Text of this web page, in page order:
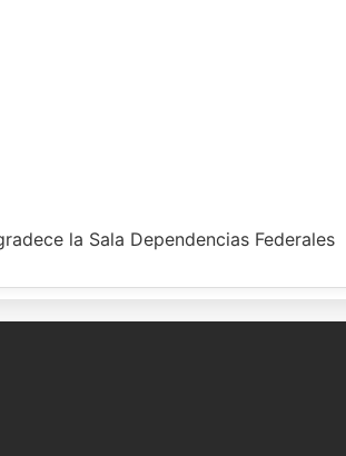
la Sala Dependencias Federales